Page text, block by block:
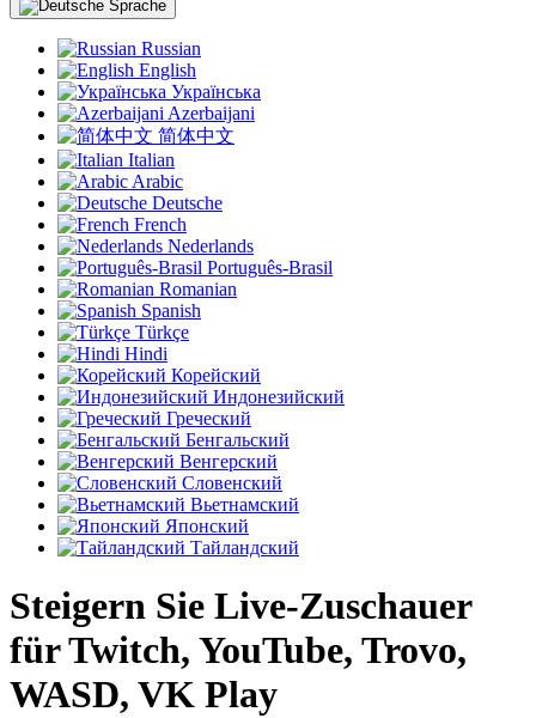
Sprache
Russian
English
Українська
Azerbaijani
简体中文
Italian
Arabic
Deutsche
French
Nederlands
Português-Brasil
Romanian
Spanish
Türkçe
Hindi
Корейский
Индонезийский
Греческий
Бенгальский
Венгерский
Словенский
Вьетнамский
Японский
Тайландский
Steigern Sie Live-Zuschauer
für Twitch, YouTube, Trovo,
WASD, VK Play